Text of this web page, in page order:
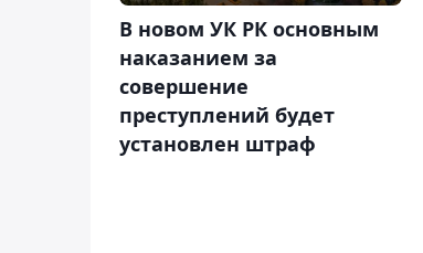
В новом УК РК основным
наказанием за
совершение
преступлений будет
установлен штраф